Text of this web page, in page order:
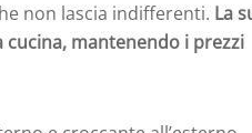
non lascia indifferenti. La
mantenendo i prezzi